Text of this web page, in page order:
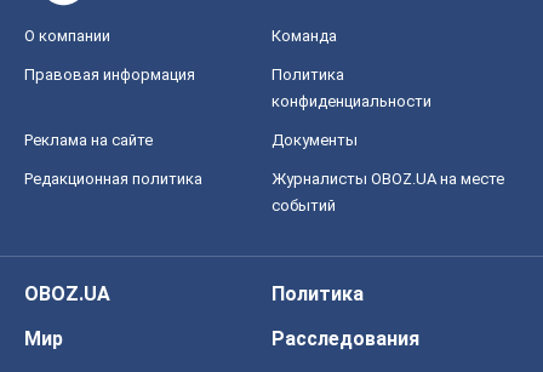
О компании Команда
Правовая информация
Политика
конфиденциальности
Реклама на сайте Документы
Редакционная политика
Журналисты OBOZ.UA на месте
событий
OBOZ.UA
Политика
Мир
Расследования